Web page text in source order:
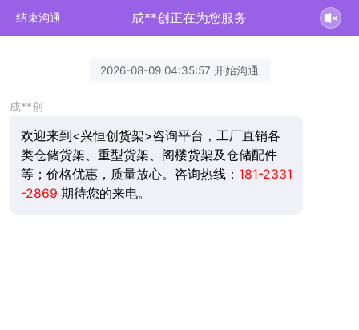
结束沟通 成**创正在为您服务
2026-08-09 04:35:57 开始沟通
成**创
欢迎来到<兴恒创货架>咨询平台，工厂直销各
类仓储货架、重型货架、阁楼货架及仓储配件
等；价格优惠，质量放心。咨询热线： 181-2331
-2869 期待您的来电。